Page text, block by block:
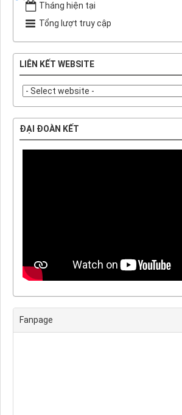
Tháng hiện tại
Tổng lượt truy cập
LIÊN KẾT WEBSITE
ĐẠI ĐOÀN KẾT
Trước
Fanpage